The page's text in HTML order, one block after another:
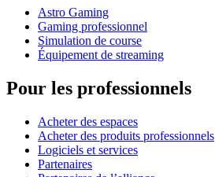
Astro Gaming
Gaming professionnel
Simulation de course
Équipement de streaming
Pour les professionnels
Acheter des espaces
Acheter des produits professionnels
Logiciels et services
Partenaires